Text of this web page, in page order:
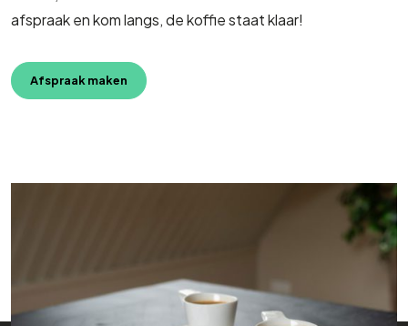
afspraak en kom langs, de koffie staat klaar!
Afspraak maken